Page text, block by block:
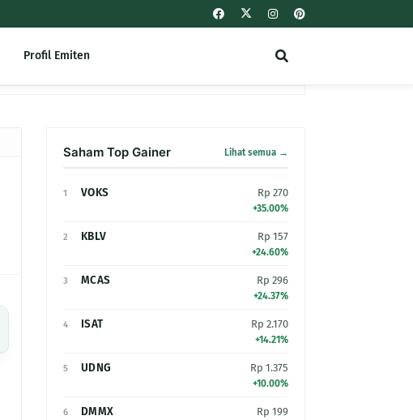
Profil Emiten
Saham Top Gainer Lihat semua →
1 VOKS Rp 270
+35.00%
2 KBLV Rp 157
+24.60%
3 MCAS Rp 296
+24.37%
4 ISAT Rp 2.170
+14.21%
5 UDNG Rp 1.375
+10.00%
6 DMMX Rp 199